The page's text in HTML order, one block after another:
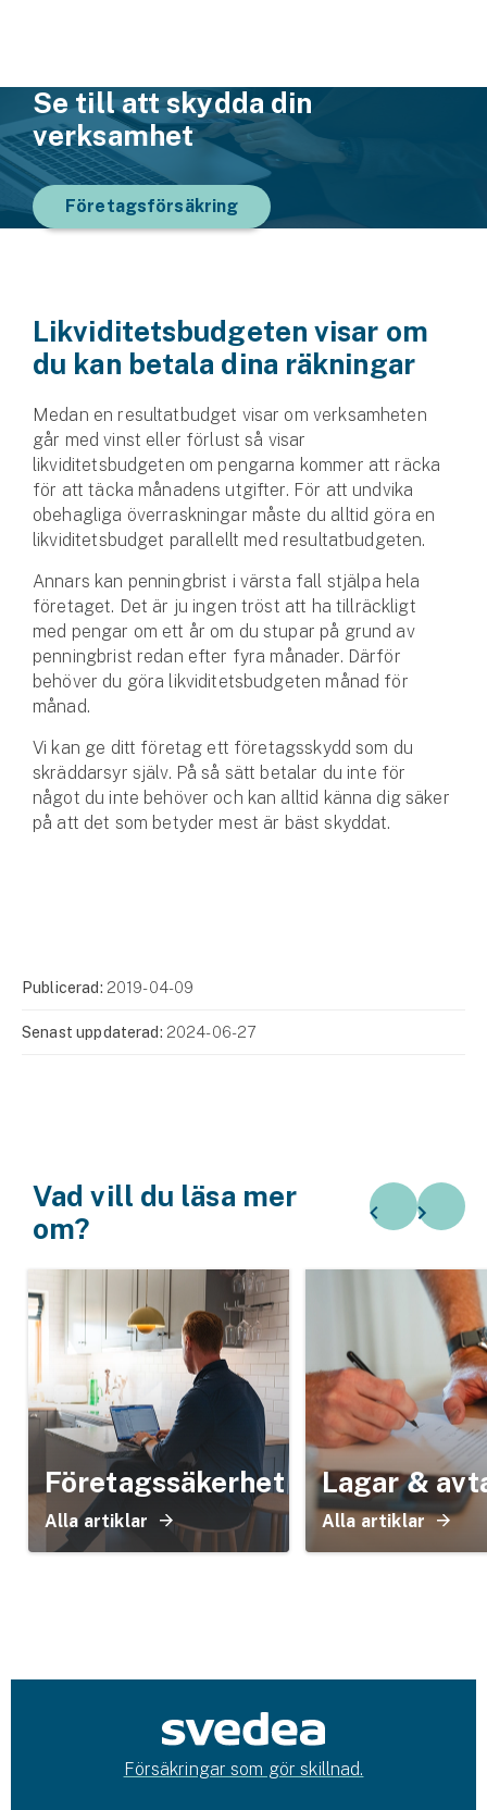
För förmedlare
Gruppförsäkringar
Kommunolycksfall
Se till att skydda din
verksamhet
Företagsförsäkring
Likviditetsbudgeten visar om
du kan betala dina räkningar
Medan en resultatbudget visar om verksamheten
går med vinst eller förlust så visar
likviditetsbudgeten om pengarna kommer att räcka
för att täcka månadens utgifter. För att undvika
obehagliga överraskningar måste du alltid göra en
likviditetsbudget parallellt med resultatbudgeten.
Annars kan penningbrist i värsta fall stjälpa hela
företaget. Det är ju ingen tröst att ha tillräckligt
med pengar om ett år om du stupar på grund av
penningbrist redan efter fyra månader. Därför
behöver du göra likviditetsbudgeten månad för
månad.
Vi kan ge ditt företag ett företagsskydd som du
skräddarsyr själv. På så sätt betalar du inte för
något du inte behöver och kan alltid känna dig säker
på att det som betyder mest är bäst skyddat.
Publicerad: 2019-04-09
Senast uppdaterad: 2024-06-27
Vad vill du läsa mer
om?
Företagssäkerhet
Alla artiklar
Lagar &
Alla artiklar
Försäkringar som gör skillnad.